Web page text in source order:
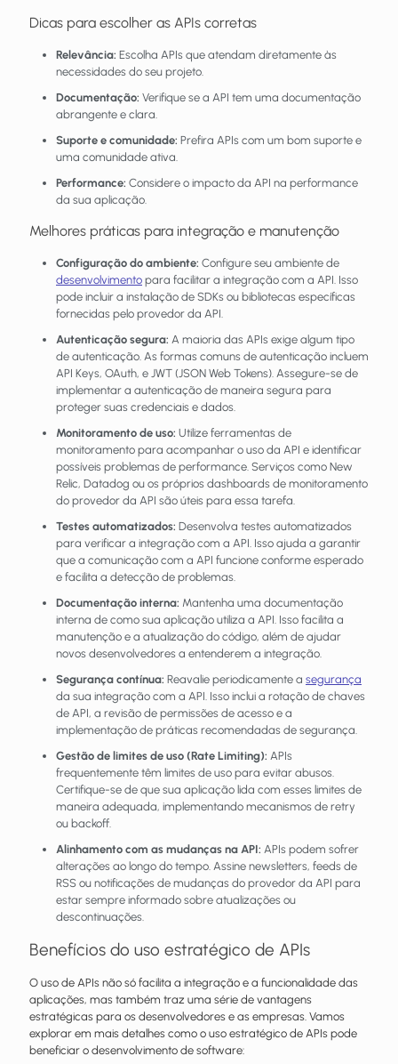
Dicas para escolher as APIs corretas
Relevância: Escolha APIs que atendam diretamente às
necessidades do seu projeto.
Documentação: Verifique se a API tem uma documentação
abrangente e clara.
Suporte e comunidade: Prefira APIs com um bom suporte e
uma comunidade ativa.
Performance: Considere o impacto da API na performance
da sua aplicação.
Melhores práticas para integração e manutenção
Configuração do ambiente: Configure seu ambiente de
desenvolvimento para facilitar a integração com a API. Isso
pode incluir a instalação de SDKs ou bibliotecas específicas
fornecidas pelo provedor da API.
Autenticação segura: A maioria das APIs exige algum tipo
de autenticação. As formas comuns de autenticação incluem
API Keys, OAuth, e JWT (JSON Web Tokens). Assegure-se de
implementar a autenticação de maneira segura para
proteger suas credenciais e dados.
Monitoramento de uso: Utilize ferramentas de
monitoramento para acompanhar o uso da API e identificar
possíveis problemas de performance. Serviços como New
Relic, Datadog ou os próprios dashboards de monitoramento
do provedor da API são úteis para essa tarefa.
Testes automatizados: Desenvolva testes automatizados
para verificar a integração com a API. Isso ajuda a garantir
que a comunicação com a API funcione conforme esperado
e facilita a detecção de problemas.
Documentação interna: Mantenha uma documentação
interna de como sua aplicação utiliza a API. Isso facilita a
manutenção e a atualização do código, além de ajudar
novos desenvolvedores a entenderem a integração.
Segurança contínua: Reavalie periodicamente a segurança
da sua integração com a API. Isso inclui a rotação de chaves
de API, a revisão de permissões de acesso e a
implementação de práticas recomendadas de segurança.
Gestão de limites de uso (Rate Limiting): APIs
frequentemente têm limites de uso para evitar abusos.
Certifique-se de que sua aplicação lida com esses limites de
maneira adequada, implementando mecanismos de retry
ou backoff.
Alinhamento com as mudanças na API: APIs podem sofrer
alterações ao longo do tempo. Assine newsletters, feeds de
RSS ou notificações de mudanças do provedor da API para
estar sempre informado sobre atualizações ou
descontinuações.
Benefícios do uso estratégico de APIs
O uso de APIs não só facilita a integração e a funcionalidade das
aplicações, mas também traz uma série de vantagens
estratégicas para os desenvolvedores e as empresas. Vamos
explorar em mais detalhes como o uso estratégico de APIs pode
beneficiar o desenvolvimento de software: